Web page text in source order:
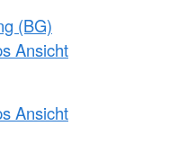
(BG)
Ansicht
Ansicht